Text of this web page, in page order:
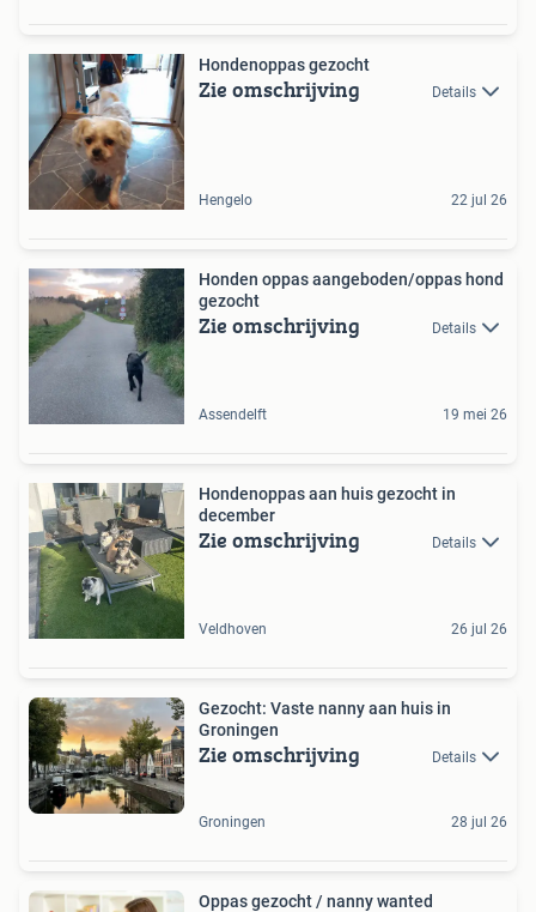
Hondenoppas gezocht
Zie omschrijving Details
Hengelo 22 jul 26
Honden oppas aangeboden/oppas hond
gezocht
Zie omschrijving Details
Assendelft 19 mei 26
Hondenoppas aan huis gezocht in
december
Zie omschrijving Details
Veldhoven 26 jul 26
Gezocht: Vaste nanny aan huis in
Groningen
Zie omschrijving Details
Groningen 28 jul 26
Oppas gezocht / nanny wanted